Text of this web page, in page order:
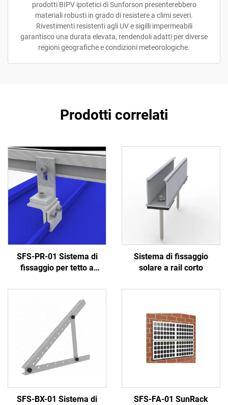
prodotti BIPV ipotetici di Sunforson presenterebbero
materiali robusti in grado di resistere a climi severi.
Rivestimenti resistenti agli UV e sigilli impermeabili
garantisco una durata elevata, rendendoli adatti per diverse
regioni geografiche e condizioni meteorologiche.
Prodotti correlati
SFS-PR-01 Sistema di
fissaggio per tetto a
Sistema di fissaggio
solare a rail corto
SFS-BX-01 Sistema di SFS-FA-01 SunRack